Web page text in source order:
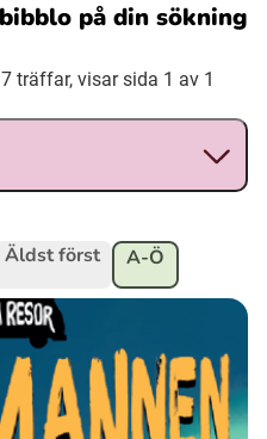
på din sökning
träffar, visar sida 1 av 1
Äldst först A-Ö